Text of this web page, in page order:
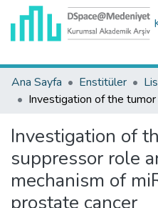
Ana Sayfa
Enstitüler
Investigation of
suppressor role
mechanism of
prostate cancer